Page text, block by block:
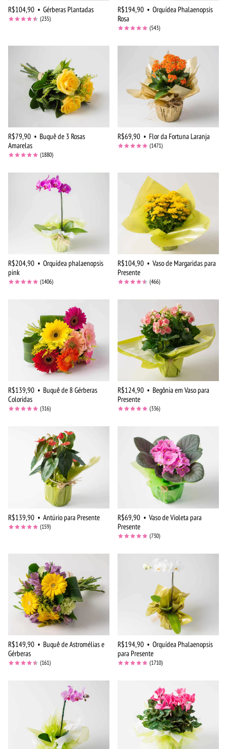
R$104,90 • Gérberas Plantadas
(235)
R$194,90 • Orquídea Phalaenopsis
Rosa
(543)
R$79,90 • Buquê de 3 Rosas
Amarelas
(1880)
R$69,90 • Flor da Fortuna Laranja
(1471)
R$204,90 • Orquídea phalaenopsis
pink
(1406)
R$104,90 • Vaso de Margaridas para
Presente
(466)
R$139,90 • Buquê de 8 Gérberas
Coloridas
(316)
R$124,90 • Begônia em Vaso para
Presente
(336)
R$139,90 • Antúrio para Presente
(159)
R$69,90 • Vaso de Violeta para
Presente
(730)
R$149,90 • Buquê de Astromélias e
Gérberas
(161)
R$194,90 • Orquídea Phalaenopsis
para Presente
(1710)